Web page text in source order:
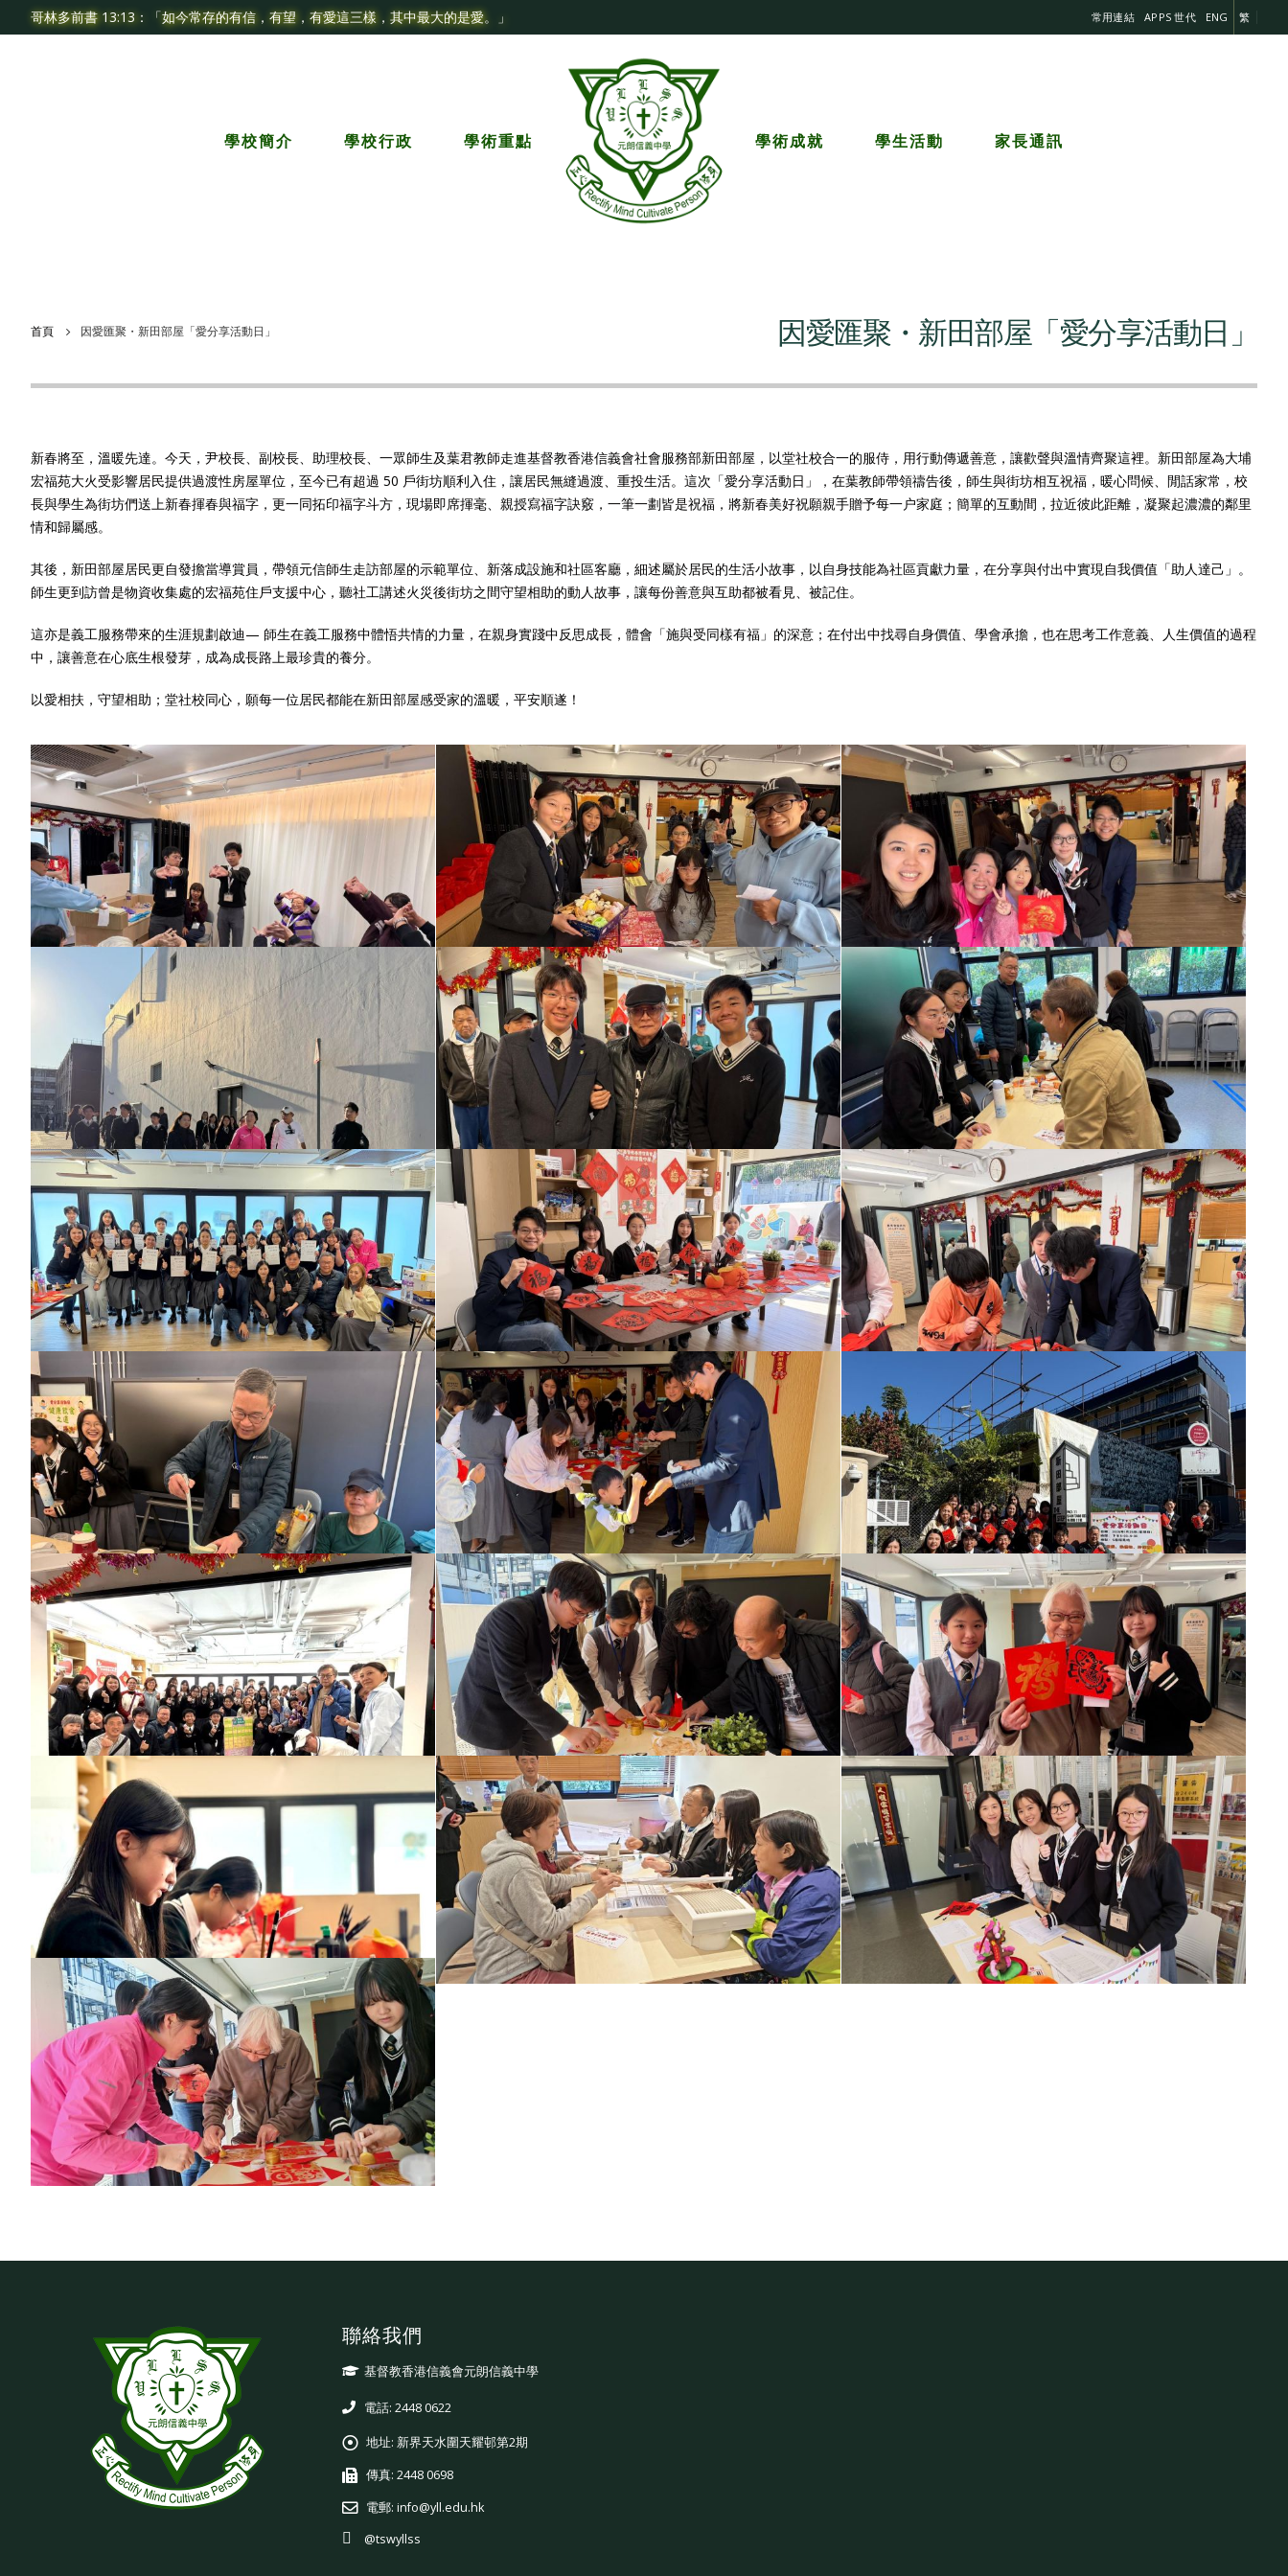
哥林多前書 13:13：「如今常存的有信，有望，有愛這三樣，其中最大的是愛。」 常用連結 APPS 世代 ENG 繁
學校簡介 學校行政 學術重點 學術成就 學生活動 家長通訊
首頁 因愛匯聚・新田部屋「愛分享活動日」 因愛匯聚・新田部屋「愛分享活動日」
新春將至，溫暖先達。今天，尹校長、副校長、助理校長、一眾師生及葉君教師走進基督教香港信義會社會服務部新田部屋，以堂社校合一的服侍，用行動傳遞善意，讓歡聲與溫情齊聚這裡。新田部屋為大埔
宏福苑大火受影響居民提供過渡性房屋單位，至今已有超過 50 戶街坊順利入住，讓居民無縫過渡、重投生活。這次「愛分享活動日」，在葉教師帶領禱告後，師生與街坊相互祝福，暖心問候、閒話家常，校
長與學生為街坊們送上新春揮春與福字，更一同拓印福字斗方，現場即席揮毫、親授寫福字訣竅，一筆一劃皆是祝福，將新春美好祝願親手贈予每一户家庭；簡單的互動間，拉近彼此距離，凝聚起濃濃的鄰里
情和歸屬感。
其後，新田部屋居民更自發擔當導賞員，帶領元信師生走訪部屋的示範單位、新落成設施和社區客廳，細述屬於居民的生活小故事，以自身技能為社區貢獻力量，在分享與付出中實現自我價值「助人達己」。
師生更到訪曾是物資收集處的宏福苑住戶支援中心，聽社工講述火災後街坊之間守望相助的動人故事，讓每份善意與互助都被看見、被記住。
這亦是義工服務帶來的生涯規劃啟迪— 師生在義工服務中體悟共情的力量，在親身實踐中反思成長，體會「施與受同樣有福」的深意；在付出中找尋自身價值、學會承擔，也在思考工作意義、人生價值的過程
中，讓善意在心底生根發芽，成為成長路上最珍貴的養分。
以愛相扶，守望相助；堂社校同心，願每一位居民都能在新田部屋感受家的溫暖，平安順遂！
聯絡我們
基督教香港信義會元朗信義中學
電話: 2448 0622
地址: 新界天水圍天耀邨第2期
傳真: 2448 0698
電郵: info@yll.edu.hk
@tswyllss